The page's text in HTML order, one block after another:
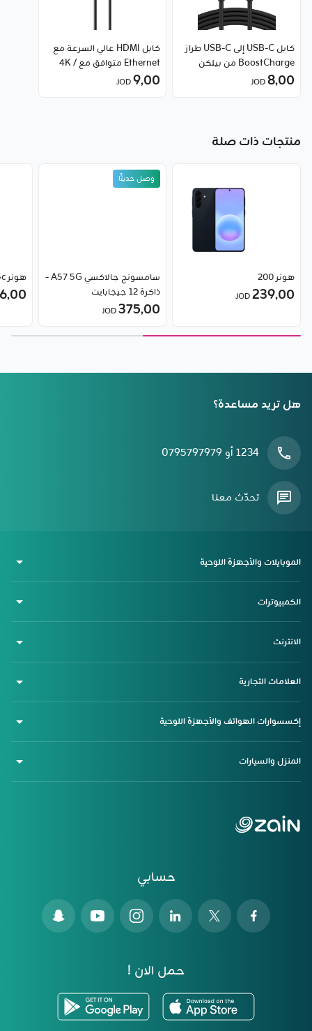
كابل USB-C إلى USB-C طراز
BoostCharge من بيلكن
8٫00
كابل HDMI عالي السرعة مع
Ethernet متوافق مع 4K /
9٫00JOD
منتجات ذات صلة
هونر 200
239٫00
وصل حديثًا
سامسونج جالاكسي A57 5G -
ذاكرة 12 جيجابايت
375٫00JOD
هونر X5c
هل تريد مساعدة؟
1234 أو 0795797979
تحدّث معنا
حسابي
حمل الان !
الموبايلات والأجهزة اللوحية
الكمبيوترات
الانترنت
العلامات التجارية
إكسسوارات الهواتف والأجهزة اللوحية
المنزل والسيارات